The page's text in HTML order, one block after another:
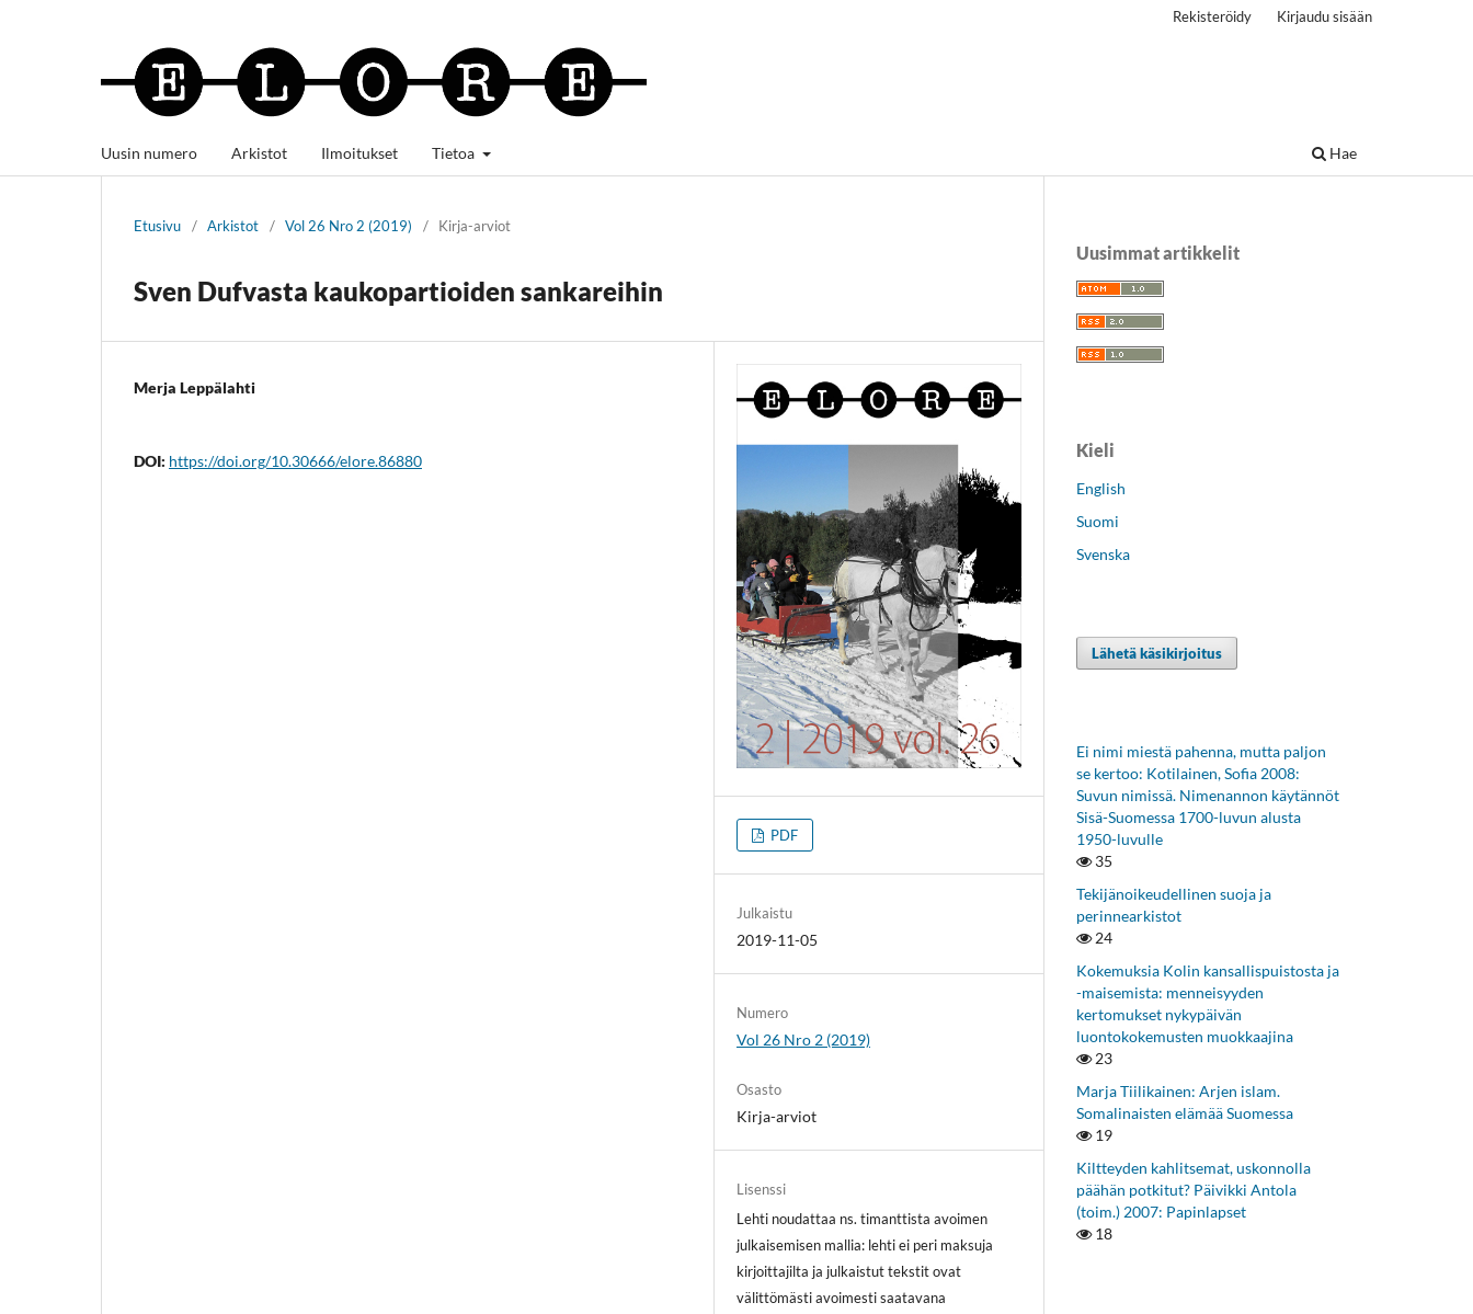
Uusin numero Arkistot Ilmoitukset Tietoa Hae
Rekisteröidy Kirjaudu sisään
Etusivu / Arkistot / Vol 26 Nro 2 (2019) / Kirja-arviot
Sven Dufvasta kaukopartioiden sankareihin
Merja Leppälahti
DOI: https://doi.org/10.30666/elore.86880
PDF
Julkaistu
2019-11-05
Numero
Vol 26 Nro 2 (2019)
Osasto
Kirja-arviot
Lisenssi
Lehti noudattaa ns. timanttista avoimen
julkaisemisen mallia: lehti ei peri maksuja
kirjoittajilta ja julkaistut tekstit ovat
välittömästi avoimesti saatavana
Uusimmat artikkelit
Kieli
English
Suomi
Svenska
Lähetä käsikirjoitus
Ei nimi miestä pahenna, mutta paljon
se kertoo: Kotilainen, Sofia 2008:
Suvun nimissä. Nimenannon käytännöt
Sisä-Suomessa 1700-luvun alusta
1950-luvulle
35
Tekijänoikeudellinen suoja ja
perinnearkistot
24
Kokemuksia Kolin kansallispuistosta ja
-maisemista: menneisyyden
kertomukset nykypäivän
luontokokemusten muokkaajina
23
Marja Tiilikainen: Arjen islam.
Somalinaisten elämää Suomessa
19
Kiltteyden kahlitsemat, uskonnolla
päähän potkitut? Päivikki Antola
(toim.) 2007: Papinlapset
18